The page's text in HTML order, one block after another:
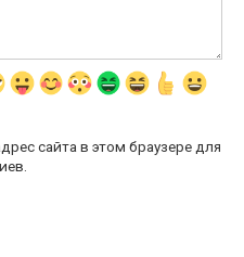
сайта в этом браузере для